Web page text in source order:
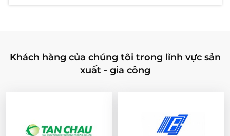
Khách hàng của chúng tôi trong lĩnh vực sản
xuất - gia công